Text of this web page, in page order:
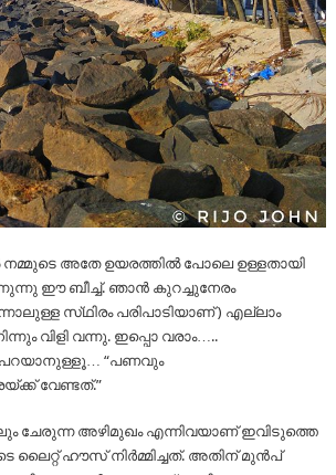
നമ്മുടെ അതേ ഉയരത്തിൽ പോലെ ഉള്ളതായി
ഈ ബീച്ച്. ഞാൻ കുറച്ചുനേരം
സ്‌ഥിരം പരിപാടിയാണ് ) എല്ലാം
വിളി വന്നു. ഇപ്പൊ വരാം…..
പറയാനുള്ളൂ… “പണവും
വേണ്ടത്.”
ചേരുന്ന അഴിമുഖം എന്നിവയാണ് ഇവിടുത്തെ
ഹൗസ് നിർമ്മിച്ചത്. അതിന് മുൻപ്